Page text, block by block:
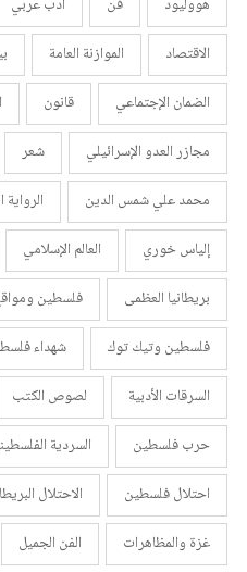
هووليود
فن أدب عربي
الاقتصاد
الموازنة العامة
الضمان الإجتماعي
قانون
مجازر العدو الإسرائيلي
شعر
محمد علي شمس الدين
الرواية
إلياس خوري
العالم الإسلامي
بريطانيا العظمى
فلسطين
فلسطين وتيك توك
شهداء
السرقات الأدبية
لصوص الكتب
حرب فلسطين
السردية
احتلال فلسطين
الاحتلال
غزة والمظاهرات
الفن الجميل